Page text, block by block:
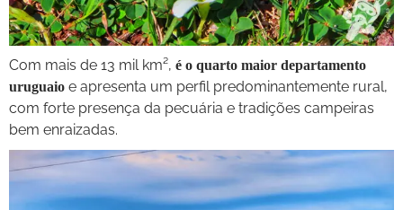
Com mais de 13 mil km², é o quarto maior departamento
uruguaio e apresenta um perfil predominantemente rural,
com forte presença da pecuária e tradições campeiras
bem enraizadas.